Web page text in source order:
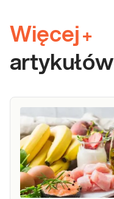
Więcej +
artykułów